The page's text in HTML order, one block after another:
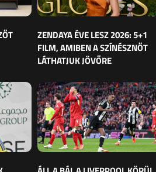
ZENDAYA ÉVE LESZ 2026: 5+1
FILM, AMIBEN A SZÍNÉSZNŐT
LÁTHATJUK JÖVŐRE